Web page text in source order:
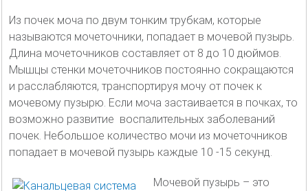
Из почек моча по двум тонким трубкам, которые
называются мочеточники, попадает в мочевой пузырь.
Длина мочеточников составляет от 8 до 10 дюймов.
Мышцы стенки мочеточников постоянно сокращаются
и расслабляются, транспортируя мочу от почек к
мочевому пузырю. Если моча застаивается в почках, то
возможно развитие воспалительных заболеваний
почек. Небольшое количество мочи из мочеточников
попадает в мочевой пузырь каждые 10 -15 секунд.
Мочевой пузырь – это